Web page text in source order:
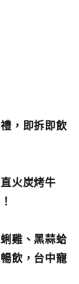
，即拆即飲
火炭烤牛
雞、黑蒜蛤
飲，台中寵